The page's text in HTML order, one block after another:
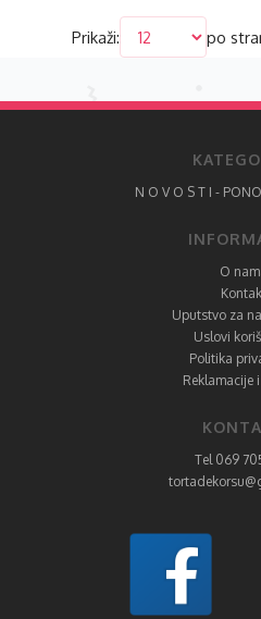
Prikaži: po
N O V O S T I -
O
Uputstvo za
Uslovi
Politika
Reklamacije
Tel 069